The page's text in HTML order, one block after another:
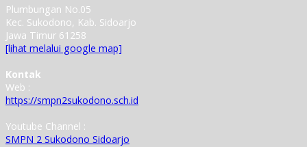
Plumbungan No.05
Kec. Sukodono, Kab. Sidoarjo
Jawa Timur 61258
[lihat melalui google map]
Kontak
Web :
https://smpn2sukodono.sch.id
Youtube Channel :
SMPN 2 Sukodono Sidoarjo